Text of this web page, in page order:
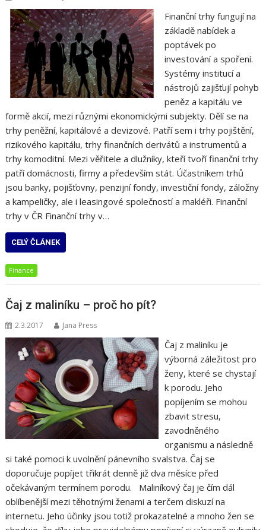
Finanční trhy fungují na
základě nabídek a
poptávek po
investování a spoření.
Systémy institucí a
nástrojů zajišťují pohyb
peněz a kapitálu ve
formě akcií, mezi různými ekonomickými subjekty. Dělí se na
trhy peněžní, kapitálové a devizové. Patří sem i trhy pojištění,
rizikového kapitálu, trhy finančních derivátů a instrumentů a
trhy komoditní. Mezi věřitele a dlužníky, kteří tvoří finanční trhy
patří domácnosti, firmy a především stát. Účastníkem trhů
jsou banky, pojišťovny, penzijní fondy, investiční fondy, záložny
a kampeličky, ale i leasingové společností a makléři. Finanční
trhy v ČR Finanční trhy v…
CELÝ ČLÁNEK
Finance
Čaj z maliníku – proč ho pít?
2.3.2017 Jana Press
Čaj z maliníku je
výborná záležitost pro
ženy, které se chystají
k porodu. Jeho
popíjením se mohou
zbavit stresu,
zavodněného
organismu a následně
si také pomoci k uvolnění pánevního svalstva. Čaj se
doporučuje popíjet třikrát denně již dva měsíce před
očekávaným termínem porodu. Maliníkový čaj je čím dál
oblíbenější mezi těhotnými ženami a terčem diskuzí na
internetu. Jeho účinky jsou totiž prokazatelné a mnoho žen se